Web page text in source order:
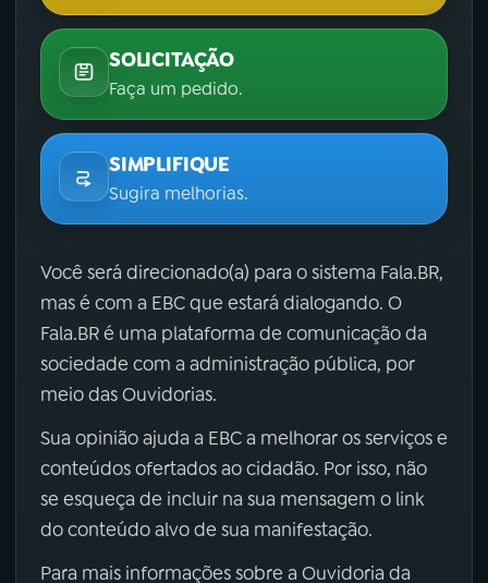
SOLICITAÇÃO
Faça um pedido.
SIMPLIFIQUE
Sugira melhorias.
Você será direcionado(a) para o sistema Fala.BR,
mas é com a EBC que estará dialogando. O
Fala.BR é uma plataforma de comunicação da
sociedade com a administração pública, por
meio das Ouvidorias.
Sua opinião ajuda a EBC a melhorar os serviços e
conteúdos ofertados ao cidadão. Por isso, não
se esqueça de incluir na sua mensagem o link
do conteúdo alvo de sua manifestação.
Para mais informações sobre a Ouvidoria da